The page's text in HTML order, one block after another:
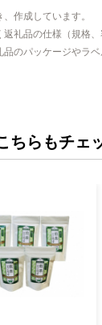
作成しています。
礼品の仕様（規格
のパッケージやラ
ちらもチェ